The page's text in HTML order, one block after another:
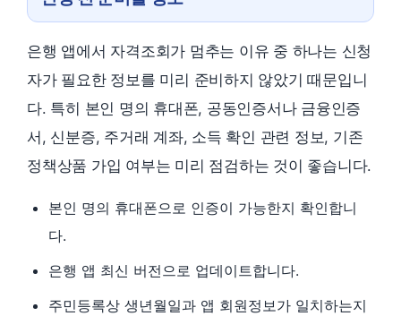
은행 앱에서 자격조회가 멈추는 이유 중 하나는 신청
자가 필요한 정보를 미리 준비하지 않았기 때문입니
다. 특히 본인 명의 휴대폰, 공동인증서나 금융인증
서, 신분증, 주거래 계좌, 소득 확인 관련 정보, 기존
정책상품 가입 여부는 미리 점검하는 것이 좋습니다.
본인 명의 휴대폰으로 인증이 가능한지 확인합니
다.
은행 앱 최신 버전으로 업데이트합니다.
주민등록상 생년월일과 앱 회원정보가 일치하는지